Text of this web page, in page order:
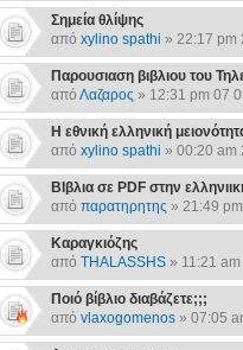
Σημεία θλίψης
από xylino spathi » 22:17 pm
Παρουσιαση βιβλιου του
από Λαζαρος » 12:31 pm 07
Η εθνική ελληνική
από xylino spathi » 00:20 am
ΒΙβλια σε PDF στην
από παρατηρητης » 21:49
Καραγκιόζης
από THALASSHS» 11:21 am
Ποιό βίβλιο διαβάζετε;;;
από vlaxogomenos» 07:05